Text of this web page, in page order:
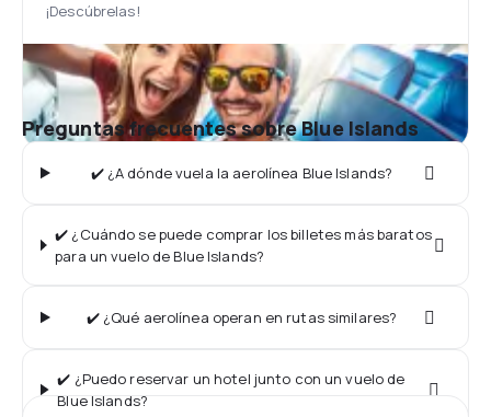
¡Descúbrelas!
Preguntas frecuentes sobre Blue Islands
✔️ ¿A dónde vuela la aerolínea Blue Islands?
✔️ ¿Cuándo se puede comprar los billetes más baratos
para un vuelo de Blue Islands?
✔️ ¿Qué aerolínea operan en rutas similares?
✔️ ¿Puedo reservar un hotel junto con un vuelo de
Blue Islands?